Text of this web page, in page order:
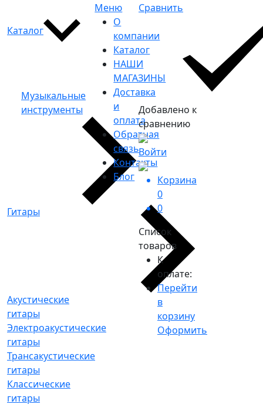
Каталог
Музыкальные
инструменты
Гитары
Акустические
гитары
Электроакустические
гитары
Трансакустические
гитары
Классические
гитары
Меню
О
компании
Каталог
НАШИ
МАГАЗИНЫ
Доставка
и
оплата
Обратная
связь
Контакты
Блог
Сравнить
Добавлено к
сравнению
Войти
Корзина
0
0
Список
товаров
К
оплате:
Перейти
в
корзину
Оформить